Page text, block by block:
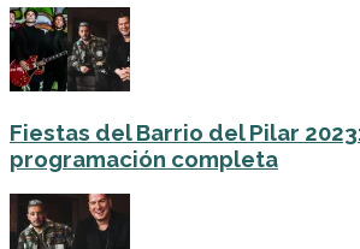
Fiestas del Barrio del Pilar
programación completa